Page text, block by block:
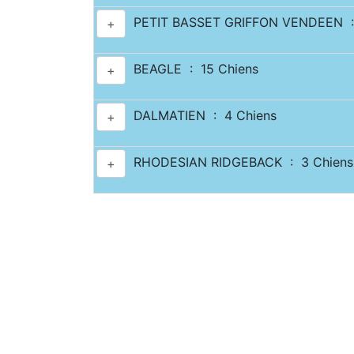
+ PETIT BASSET GRIFFON
+ BEAGLE : 15 Chiens
+ DALMATIEN : 4 Chiens
+ RHODESIAN RIDGEBACK : 3 Chiens